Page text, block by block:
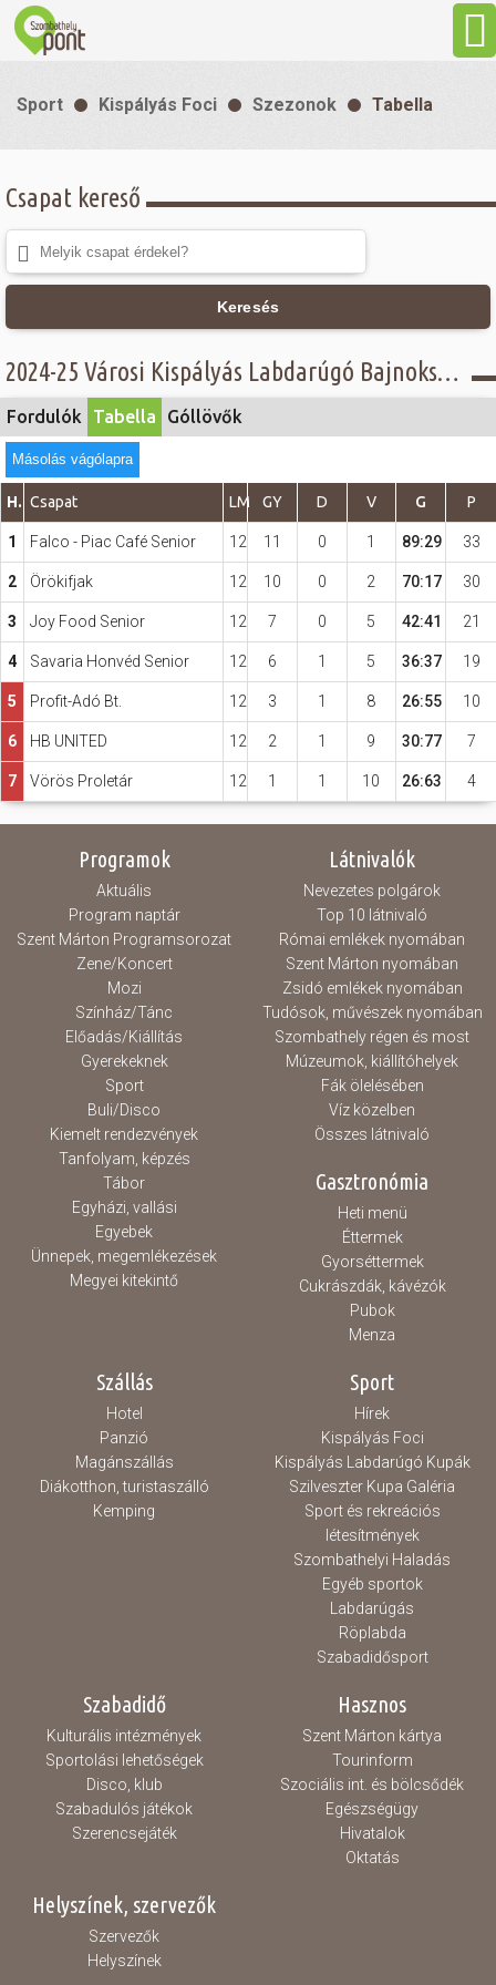
Látnivalók
Gasztronómia
Sport
Szabadidő
Hasznos
Sport Kispályás Foci Szezonok Tabella
Csapat kereső
Keresés
2024-25 Városi Kispályás Labdarúgó Bajnokság - Tabella - Senior csoport
Fordulók Tabella Góllövők
Másolás vágólapra
H. Csapat LM GY D V G P
1 Falco - Piac Café Senior 12 11 0 1 89:29 33
2 Örökifjak 12 10 0 2 70:17 30
3 Joy Food Senior 12 7 0 5 42:41 21
4 Savaria Honvéd Senior 12 6 1 5 36:37 19
5 Profit-Adó Bt. 12 3 1 8 26:55 10
6 HB UNITED 12 2 1 9 30:77 7
7 Vörös Proletár 12 1 1 10 26:63 4
Programok
Aktuális
Program naptár
Szent Márton Programsorozat
Zene/Koncert
Mozi
Színház/Tánc
Előadás/Kiállítás
Gyerekeknek
Sport
Buli/Disco
Kiemelt rendezvények
Tanfolyam, képzés
Tábor
Egyházi, vallási
Egyebek
Ünnepek, megemlékezések
Megyei kitekintő
Látnivalók
Nevezetes polgárok
Top 10 látnivaló
Római emlékek nyomában
Szent Márton nyomában
Zsidó emlékek nyomában
Tudósok, művészek nyomában
Szombathely régen és most
Múzeumok, kiállítóhelyek
Fák ölelésében
Víz közelben
Összes látnivaló
Gasztronómia
Heti menü
Éttermek
Gyorséttermek
Cukrászdák, kávézók
Pubok
Menza
Szállás
Hotel
Panzió
Magánszállás
Diákotthon, turistaszálló
Kemping
Sport
Hírek
Kispályás Foci
Kispályás Labdarúgó Kupák
Szilveszter Kupa Galéria
Sport és rekreációs
létesítmények
Szombathelyi Haladás
Egyéb sportok
Labdarúgás
Röplabda
Szabadidősport
Szabadidő
Kulturális intézmények
Sportolási lehetőségek
Disco, klub
Szabadulós játékok
Szerencsejáték
Hasznos
Szent Márton kártya
Tourinform
Szociális int. és bölcsődék
Egészségügy
Hivatalok
Oktatás
Helyszínek, szervezők
Szervezők
Helyszínek